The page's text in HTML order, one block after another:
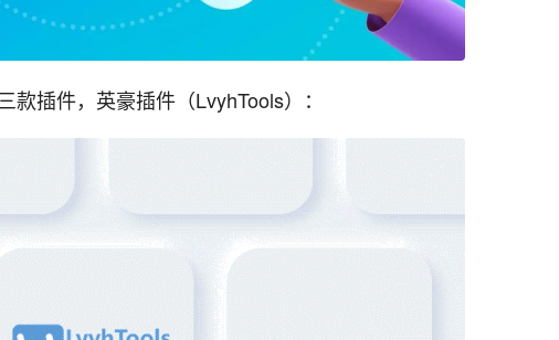
插件，英豪插件（LvyhTools）：